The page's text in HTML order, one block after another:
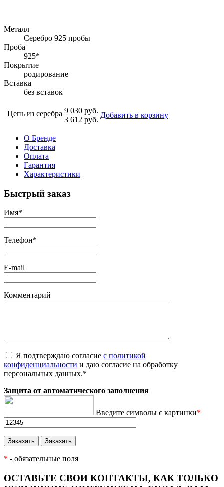
Металл
Серебро 925 пробы
Проба
925*
Покрытие
родирование
Вставка
без вставок
Цепь из серебра 9 030 руб.
3 612 руб.
Добавить в корзину
О Бренде
Доставка
Оплата
Гарантия
Характеристики
Быстрый заказ
Имя*
Телефон*
E-mail
Комментарий
Я подтверждаю согласие с политикой
конфиденциальности и даю согласие на обработку
персональных данных.*
Защита от автоматического заполнения
Введите символы с картинки*
* - обязательные поля
ОСТАВЬТЕ СВОИ КОНТАКТЫ, КАК ТОЛЬКО